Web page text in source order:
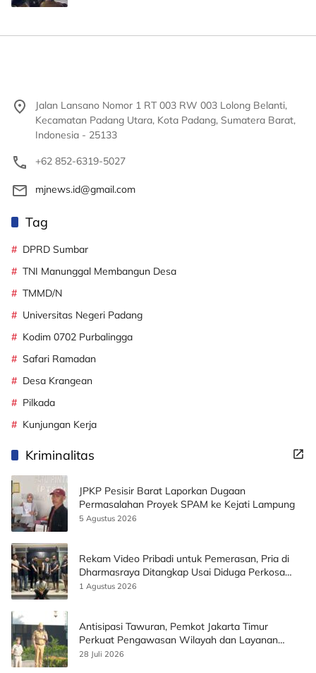
Jalan Lansano Nomor 1 RT 003 RW 003 Lolong Belanti,
Kecamatan Padang Utara, Kota Padang, Sumatera Barat,
Indonesia - 25133
+62 852-6319-5027
mjnews.id@gmail.com
Tag
DPRD Sumbar
TNI Manunggal Membangun Desa
TMMD/N
Universitas Negeri Padang
Kodim 0702 Purbalingga
Safari Ramadan
Desa Krangean
Pilkada
Kunjungan Kerja
Kriminalitas
JPKP Pesisir Barat Laporkan Dugaan
Permasalahan Proyek SPAM ke Kejati Lampung
5 Agustus 2026
Rekam Video Pribadi untuk Pemerasan, Pria di
Dharmasraya Ditangkap Usai Diduga Perkosa
Korban
1 Agustus 2026
Antisipasi Tawuran, Pemkot Jakarta Timur
Perkuat Pengawasan Wilayah dan Layanan
Publik
28 Juli 2026